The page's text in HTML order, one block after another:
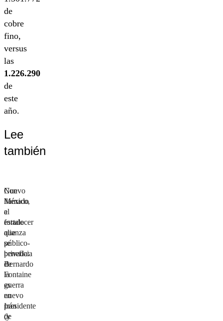
de
cobre
fino,
versus
las
1.226.290
de
este
año.
Lee
también
Nuevo
México,
el
estado
que
se
beneficia
de
la
guerra
en
Irán
(y
Con
llamado
a
fortalecer
alianza
público-
privada:
Bernardo
Fontaine
es
nuevo
presidente
de